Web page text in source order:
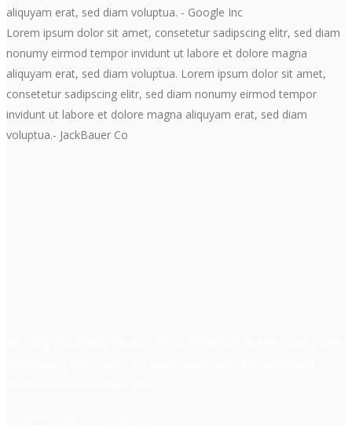
aliquyam erat, sed diam voluptua. - Google Inc
Lorem ipsum dolor sit amet, consetetur sadipscing elitr, sed diam
nonumy eirmod tempor invidunt ut labore et dolore magna
aliquyam erat, sed diam voluptua. Lorem ipsum dolor sit amet,
consetetur sadipscing elitr, sed diam nonumy eirmod tempor
invidunt ut labore et dolore magna aliquyam erat, sed diam
voluptua.- JackBauer Co